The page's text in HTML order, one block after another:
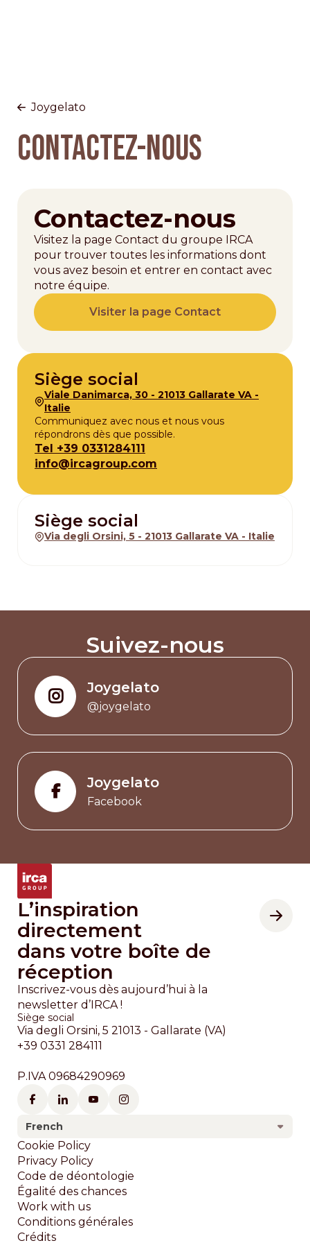
Joygelato
Contactez-nous
Contactez-nous
Visitez la page Contact du groupe IRCA
pour trouver toutes les informations dont
vous avez besoin et entrer en contact avec
notre équipe.
Visiter la page Contact
Siège social
Viale Danimarca, 30 - 21013 Gallarate VA -
Italie
Communiquez avec nous et nous vous
répondrons dès que possible.
Tel +39 0331284111
info@ircagroup.com
Siège social
Via degli Orsini, 5 - 21013 Gallarate VA - Italie
Suivez-nous
Joygelato
@joygelato
Joygelato
Facebook
L’inspiration
directement
dans votre boîte de
réception
Inscrivez-vous dès aujourd’hui à la
newsletter d’IRCA !
Siège social
Via degli Orsini, 5 21013 - Gallarate (VA)
+39 0331 284111
P.IVA 09684290969
French
Footer
Cookie Policy
Privacy Policy
Code de déontologie
Égalité des chances
Work with us
Conditions générales
Crédits